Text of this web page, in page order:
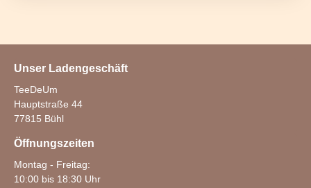
Unser Ladengeschäft
TeeDeUm
Hauptstraße 44
77815 Bühl
Öffnungszeiten
Montag - Freitag:
10:00 bis 18:30 Uhr